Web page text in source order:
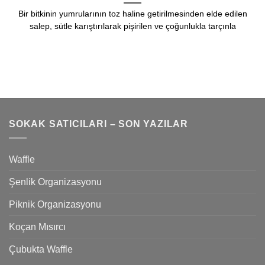
Bir bitkinin yumrularının toz haline getirilmesinden elde edilen
salep, sütle karıştırılarak pişirilen ve çoğunlukla tarçınla
SOKAK SATICILARI – SON YAZILAR
Waffle
Şenlik Organizasyonu
Piknik Organizasyonu
Koçan Mısırcı
Çubukta Waffle